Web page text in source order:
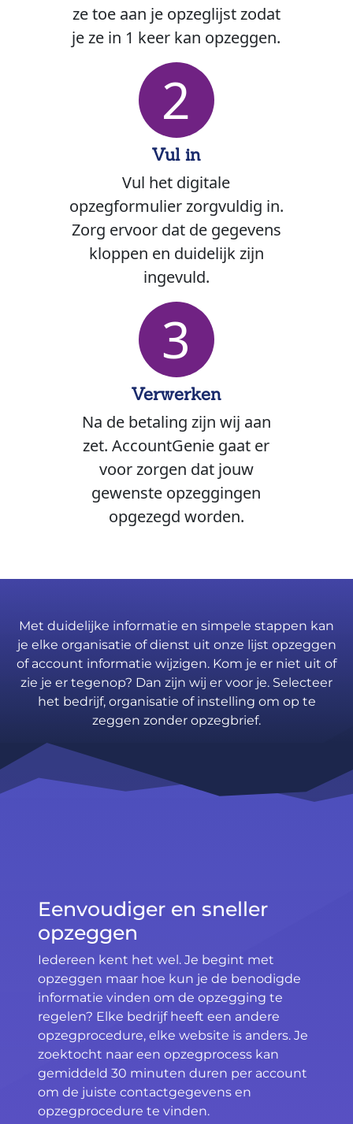
ze toe aan je opzeglijst zodat
je ze in 1 keer kan opzeggen.
2
Vul in
Vul het digitale
opzegformulier zorgvuldig in.
Zorg ervoor dat de gegevens
kloppen en duidelijk zijn
ingevuld.
3
Verwerken
Na de betaling zijn wij aan
zet. AccountGenie gaat er
voor zorgen dat jouw
gewenste opzeggingen
opgezegd worden.
Met duidelijke informatie en simpele stappen kan
je elke organisatie of dienst uit onze lijst opzeggen
of account informatie wijzigen. Kom je er niet uit of
zie je er tegenop? Dan zijn wij er voor je. Selecteer
het bedrijf, organisatie of instelling om op te
zeggen zonder opzegbrief.
Eenvoudiger en sneller
opzeggen
Iedereen kent het wel. Je begint met
opzeggen maar hoe kun je de benodigde
informatie vinden om de opzegging te
regelen? Elke bedrijf heeft een andere
opzegprocedure, elke website is anders. Je
zoektocht naar een opzegprocess kan
gemiddeld 30 minuten duren per account
om de juiste contactgegevens en
opzegprocedure te vinden.